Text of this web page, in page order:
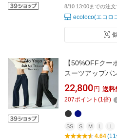
8/10 13:00までの注
ecoloco(エコロ
【50%OFFクー
スーツアップパ
Trouser BTS JIN
ス パンツ 大人気
22,800 円 送料
207ポイント (1倍)
SS S M L LL
4.64(11